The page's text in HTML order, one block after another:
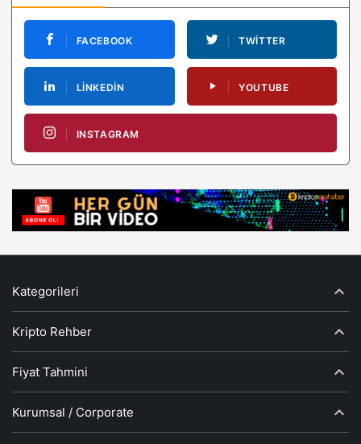
FACEBOOK TWITTER
LINKEDIN YOUTUBE
INSTAGRAM
Kategorileri
Kripto Rehber
Fiyat Tahmini
Kurumsal / Corporate